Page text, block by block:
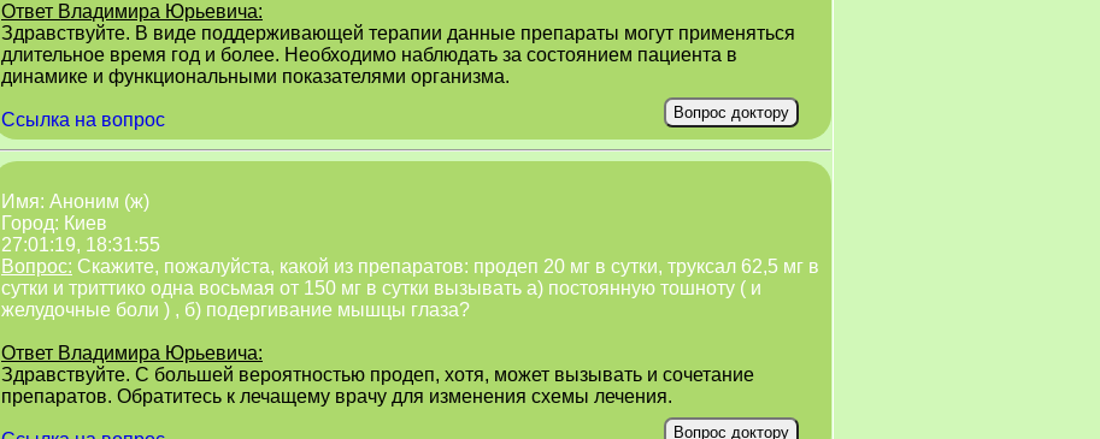
Ответ Владимира Юрьевича:
Здравствуйте. В виде поддерживающей терапии данные препараты могут применяться
длительное время год и более. Необходимо наблюдать за состоянием пациента в
динамике и функциональными показателями организма.
Ссылка на вопрос
Имя: Аноним (ж)
Город: Киев
27:01:19, 18:31:55
Вопрос: Скажите, пожалуйста, какой из препаратов: продеп 20 мг в сутки, труксал 62,5 мг в
сутки и триттико одна восьмая от 150 мг в сутки вызывать а) постоянную тошноту ( и
желудочные боли ) , б) подергивание мышцы глаза?
Ответ Владимира Юрьевича:
Здравствуйте. С большей вероятностью продеп, хотя, может вызывать и сочетание
препаратов. Обратитесь к лечащему врачу для изменения схемы лечения.